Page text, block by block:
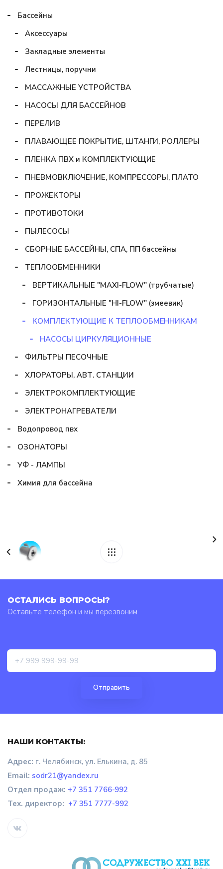
Бассейны
Аксессуары
Закладные элементы
Лестницы, поручни
МАССАЖНЫЕ УСТРОЙСТВА
НАСОСЫ ДЛЯ БАССЕЙНОВ
ПЕРЕЛИВ
ПЛАВАЮЩЕЕ ПОКРЫТИЕ, ШТАНГИ, РОЛЛЕРЫ
ПЛЕНКА ПВХ и КОМПЛЕКТУЮЩИЕ
ПНЕВМОВКЛЮЧЕНИЕ, КОМПРЕССОРЫ, ПЛАТО
ПРОЖЕКТОРЫ
ПРОТИВОТОКИ
ПЫЛЕСОСЫ
СБОРНЫЕ БАССЕЙНЫ, СПА, ПП бассейны
ТЕПЛООБМЕННИКИ
ВЕРТИКАЛЬНЫЕ "MAXI-FLOW" (трубчатые)
ГОРИЗОНТАЛЬНЫЕ "HI-FLOW" (змеевик)
КОМПЛЕКТУЮЩИЕ К ТЕПЛООБМЕННИКАМ
НАСОСЫ ЦИРКУЛЯЦИОННЫЕ
ФИЛЬТРЫ ПЕСОЧНЫЕ
ХЛОРАТОРЫ, АВТ. СТАНЦИИ
ЭЛЕКТРОКОМПЛЕКТУЮЩИЕ
ЭЛЕКТРОНАГРЕВАТЕЛИ
Водопровод пвх
ОЗОНАТОРЫ
УФ - ЛАМПЫ
Химия для бассейна
ОСТАЛИСЬ ВОПРОСЫ?
Оставьте телефон и мы перезвоним
НАШИ КОНТАКТЫ:
Адрес: г. Челябинск, ул. Елькина, д. 85
Email: sodr21@yandex.ru
Отдел продаж: +7 351 7766-992
Тех. директор: +7 351 7777-992